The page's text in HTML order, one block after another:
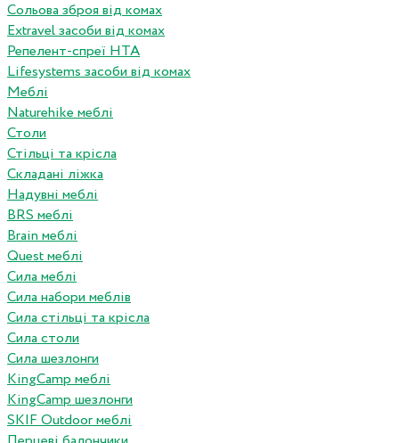
Сольова зброя від комах
Extravel засоби від комах
Репелент-спреї HTA
Lifesystems засоби від комах
Меблі
Naturehike меблі
Столи
Стільці та крісла
Складані ліжка
Надувні меблі
BRS меблі
Brain меблі
Quest меблі
Сила меблі
Сила набори меблів
Сила стільці та крісла
Сила столи
Сила шезлонги
KingCamp меблі
KingCamp шезлонги
SKIF Outdoor меблі